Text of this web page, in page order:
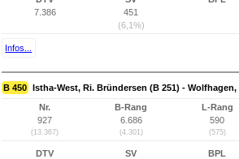
7.386
451
(6,1%)
Infos...
B 450 Istha-West, Ri. Bründersen (B 251) -
Nr.
927
(13.367)
B-Rang
6.686
(4.301)
L-Rang
590
(575)
DTV
SV
BPL